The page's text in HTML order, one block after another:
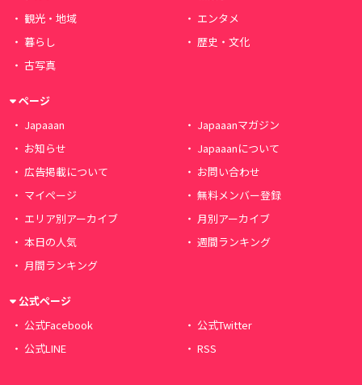
観光・地域
エンタメ
暮らし
歴史・文化
古写真
ページ
Japaaan
Japaaanマガジン
お知らせ
Japaaanについて
広告掲載について
お問い合わせ
マイページ
無料メンバー登録
エリア別アーカイブ
月別アーカイブ
本日の人気
週間ランキング
月間ランキング
公式ページ
公式Facebook
公式Twitter
公式LINE
RSS